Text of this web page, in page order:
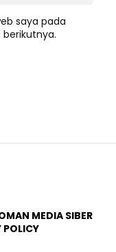
saya pada
MEDIA SIBER
POLICY